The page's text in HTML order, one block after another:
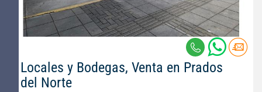
Locales y Bodegas, Venta en Prados
del Norte